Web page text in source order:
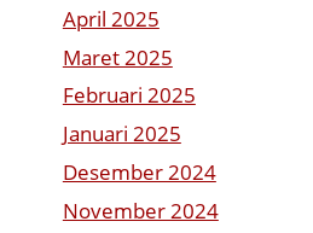
April 2025
Maret 2025
Februari 2025
Januari 2025
Desember 2024
November 2024